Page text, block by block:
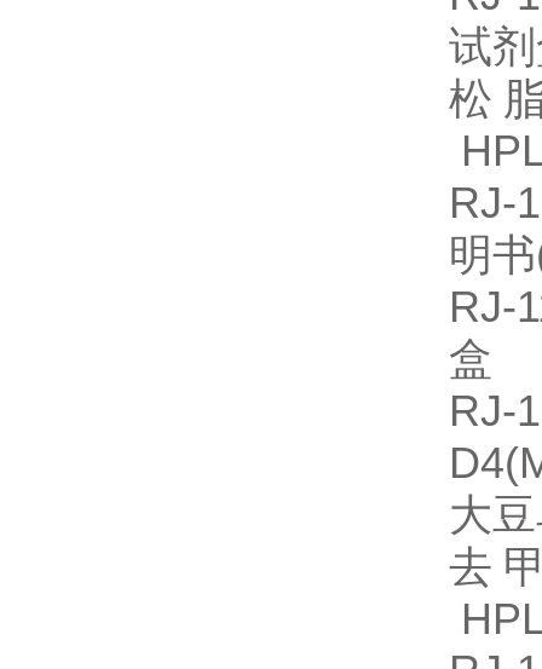
试
松
RJ-
明
RJ-
盒
大
去